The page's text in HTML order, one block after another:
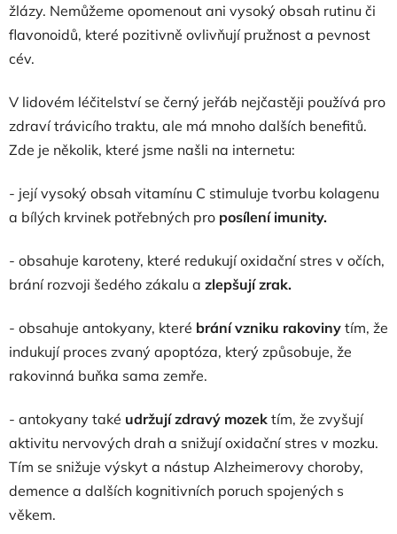
žlázy. Nemůžeme opomenout ani vysoký obsah rutinu či
flavonoidů, které pozitivně ovlivňují pružnost a pevnost
cév.
V lidovém léčitelství se černý jeřáb nejčastěji používá pro
zdraví trávicího traktu, ale má mnoho dalších benefitů.
Zde je několik, které jsme našli na internetu:
- její vysoký obsah vitamínu C stimuluje tvorbu kolagenu
a bílých krvinek potřebných pro posílení imunity.
- obsahuje karoteny, které redukují oxidační stres v očích,
brání rozvoji šedého zákalu a zlepšují zrak.
- obsahuje antokyany, které brání vzniku rakoviny tím, že
indukují proces zvaný apoptóza, který způsobuje, že
rakovinná buňka sama zemře.
- antokyany také udržují zdravý mozek tím, že zvyšují
aktivitu nervových drah a snižují oxidační stres v mozku.
Tím se snižuje výskyt a nástup Alzheimerovy choroby,
demence a dalších kognitivních poruch spojených s
věkem.